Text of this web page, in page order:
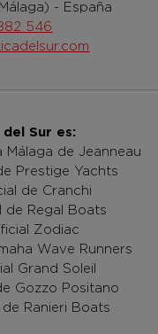
- España
546
Sur es:
de Jeanneau
Prestige Yachts
de Cranchi
de Regal Boats
Zodiac
Wave Runners
Grand Soleil
Gozzo Positano
Ranieri Boats